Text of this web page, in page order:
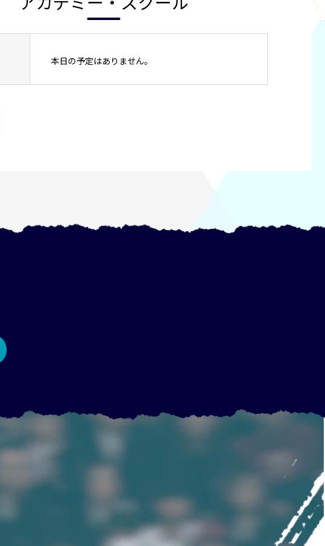
本日の予定はありません。